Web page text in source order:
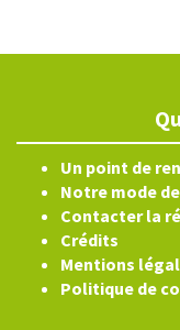
Un point de
Notre mode
Contacter la
Crédits
Mentions
Politique de